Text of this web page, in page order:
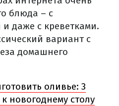
блюда – с
даже с креветками.
вариант с
домашнего
оливье: 3
новогоднему столу